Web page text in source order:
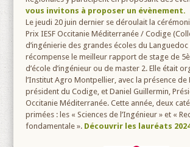
vous invitons à proposer un évènement.
Le jeudi 20 juin dernier se déroulait la
Prix IESF Occitanie Méditerranée / Codige
d’ingénierie des grandes écoles du Languedoc
récompense le meilleur rapport de stage de
d’école d’ingénieur ou de master 2. Elle était
l’Institut Agro Montpellier, avec la présence de
président du Codige, et Daniel Guillermin,
Occitanie Méditerranée. Cette année, deux
primées : les « Sciences de l’Ingénieur » et «
fondamentale ». Découvrir les lauréats